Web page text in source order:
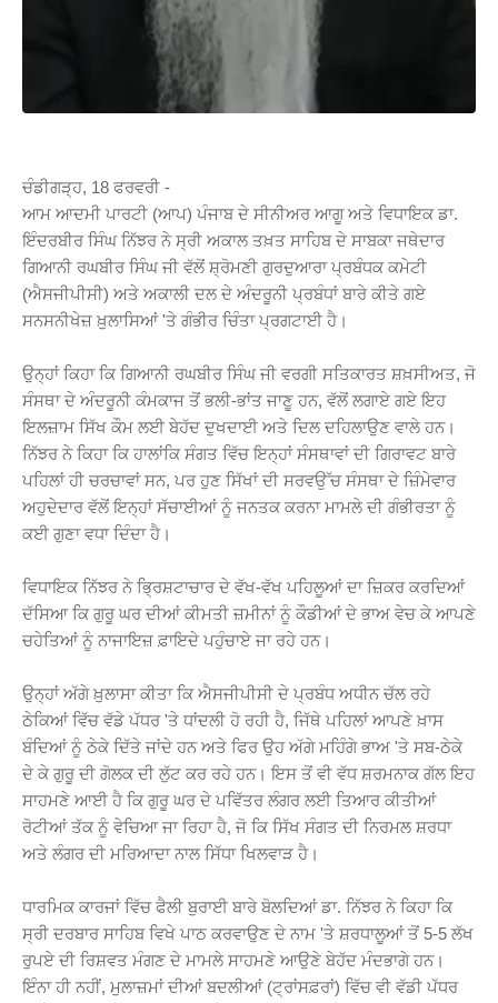
ਚੰਡੀਗੜ੍ਹ, 18 ਫਰਵਰੀ -
ਆਮ ਆਦਮੀ ਪਾਰਟੀ (ਆਪ) ਪੰਜਾਬ ਦੇ ਸੀਨੀਅਰ ਆਗੂ ਅਤੇ ਵਿਧਾਇਕ ਡਾ.
ਇੰਦਰਬੀਰ ਸਿੰਘ ਨਿੱਝਰ ਨੇ ਸ੍ਰੀ ਅਕਾਲ ਤਖ਼ਤ ਸਾਹਿਬ ਦੇ ਸਾਬਕਾ ਜਥੇਦਾਰ
ਗਿਆਨੀ ਰਘਬੀਰ ਸਿੰਘ ਜੀ ਵੱਲੋਂ ਸ਼੍ਰੋਮਣੀ ਗੁਰਦੁਆਰਾ ਪ੍ਰਬੰਧਕ ਕਮੇਟੀ
(ਐਸਜੀਪੀਸੀ) ਅਤੇ ਅਕਾਲੀ ਦਲ ਦੇ ਅੰਦਰੂਨੀ ਪ੍ਰਬੰਧਾਂ ਬਾਰੇ ਕੀਤੇ ਗਏ
ਸਨਸਨੀਖੇਜ਼ ਖ਼ੁਲਾਸਿਆਂ 'ਤੇ ਗੰਭੀਰ ਚਿੰਤਾ ਪ੍ਰਗਟਾਈ ਹੈ।
ਉਨ੍ਹਾਂ ਕਿਹਾ ਕਿ ਗਿਆਨੀ ਰਘਬੀਰ ਸਿੰਘ ਜੀ ਵਰਗੀ ਸਤਿਕਾਰਤ ਸ਼ਖ਼ਸੀਅਤ, ਜੋ
ਸੰਸਥਾ ਦੇ ਅੰਦਰੂਨੀ ਕੰਮਕਾਜ ਤੋਂ ਭਲੀ-ਭਾਂਤ ਜਾਣੂ ਹਨ, ਵੱਲੋਂ ਲਗਾਏ ਗਏ ਇਹ
ਇਲਜ਼ਾਮ ਸਿੱਖ ਕੌਮ ਲਈ ਬੇਹੱਦ ਦੁਖਦਾਈ ਅਤੇ ਦਿਲ ਦਹਿਲਾਉਣ ਵਾਲੇ ਹਨ।
ਨਿੱਝਰ ਨੇ ਕਿਹਾ ਕਿ ਹਾਲਾਂਕਿ ਸੰਗਤ ਵਿੱਚ ਇਨ੍ਹਾਂ ਸੰਸਥਾਵਾਂ ਦੀ ਗਿਰਾਵਟ ਬਾਰੇ
ਪਹਿਲਾਂ ਹੀ ਚਰਚਾਵਾਂ ਸਨ, ਪਰ ਹੁਣ ਸਿੱਖਾਂ ਦੀ ਸਰਵਉੱਚ ਸੰਸਥਾ ਦੇ ਜ਼ਿੰਮੇਵਾਰ
ਅਹੁਦੇਦਾਰ ਵੱਲੋਂ ਇਨ੍ਹਾਂ ਸੱਚਾਈਆਂ ਨੂੰ ਜਨਤਕ ਕਰਨਾ ਮਾਮਲੇ ਦੀ ਗੰਭੀਰਤਾ ਨੂੰ
ਕਈ ਗੁਣਾ ਵਧਾ ਦਿੰਦਾ ਹੈ।
ਵਿਧਾਇਕ ਨਿੱਝਰ ਨੇ ਭ੍ਰਿਸ਼ਟਾਚਾਰ ਦੇ ਵੱਖ-ਵੱਖ ਪਹਿਲੂਆਂ ਦਾ ਜ਼ਿਕਰ ਕਰਦਿਆਂ
ਦੱਸਿਆ ਕਿ ਗੁਰੂ ਘਰ ਦੀਆਂ ਕੀਮਤੀ ਜ਼ਮੀਨਾਂ ਨੂੰ ਕੌਡੀਆਂ ਦੇ ਭਾਅ ਵੇਚ ਕੇ ਆਪਣੇ
ਚਹੇਤਿਆਂ ਨੂੰ ਨਾਜਾਇਜ਼ ਫ਼ਾਇਦੇ ਪਹੁੰਚਾਏ ਜਾ ਰਹੇ ਹਨ।
ਉਨ੍ਹਾਂ ਅੱਗੇ ਖ਼ੁਲਾਸਾ ਕੀਤਾ ਕਿ ਐਸਜੀਪੀਸੀ ਦੇ ਪ੍ਰਬੰਧ ਅਧੀਨ ਚੱਲ ਰਹੇ
ਠੇਕਿਆਂ ਵਿੱਚ ਵੱਡੇ ਪੱਧਰ 'ਤੇ ਧਾਂਦਲੀ ਹੋ ਰਹੀ ਹੈ, ਜਿੱਥੇ ਪਹਿਲਾਂ ਆਪਣੇ ਖ਼ਾਸ
ਬੰਦਿਆਂ ਨੂੰ ਠੇਕੇ ਦਿੱਤੇ ਜਾਂਦੇ ਹਨ ਅਤੇ ਫਿਰ ਉਹ ਅੱਗੇ ਮਹਿੰਗੇ ਭਾਅ 'ਤੇ ਸਬ-ਠੇਕੇ
ਦੇ ਕੇ ਗੁਰੂ ਦੀ ਗੋਲਕ ਦੀ ਲੁੱਟ ਕਰ ਰਹੇ ਹਨ। ਇਸ ਤੋਂ ਵੀ ਵੱਧ ਸ਼ਰਮਨਾਕ ਗੱਲ ਇਹ
ਸਾਹਮਣੇ ਆਈ ਹੈ ਕਿ ਗੁਰੂ ਘਰ ਦੇ ਪਵਿੱਤਰ ਲੰਗਰ ਲਈ ਤਿਆਰ ਕੀਤੀਆਂ
ਰੋਟੀਆਂ ਤੱਕ ਨੂੰ ਵੇਚਿਆ ਜਾ ਰਿਹਾ ਹੈ, ਜੋ ਕਿ ਸਿੱਖ ਸੰਗਤ ਦੀ ਨਿਰਮਲ ਸ਼ਰਧਾ
ਅਤੇ ਲੰਗਰ ਦੀ ਮਰਿਆਦਾ ਨਾਲ ਸਿੱਧਾ ਖਿਲਵਾੜ ਹੈ।
ਧਾਰਮਿਕ ਕਾਰਜਾਂ ਵਿੱਚ ਫੈਲੀ ਬੁਰਾਈ ਬਾਰੇ ਬੋਲਦਿਆਂ ਡਾ. ਨਿੱਝਰ ਨੇ ਕਿਹਾ ਕਿ
ਸ੍ਰੀ ਦਰਬਾਰ ਸਾਹਿਬ ਵਿਖੇ ਪਾਠ ਕਰਵਾਉਣ ਦੇ ਨਾਮ 'ਤੇ ਸ਼ਰਧਾਲੂਆਂ ਤੋਂ 5-5 ਲੱਖ
ਰੁਪਏ ਦੀ ਰਿਸ਼ਵਤ ਮੰਗਣ ਦੇ ਮਾਮਲੇ ਸਾਹਮਣੇ ਆਉਣੇ ਬੇਹੱਦ ਮੰਦਭਾਗੇ ਹਨ।
ਇੰਨਾ ਹੀ ਨਹੀਂ, ਮੁਲਾਜ਼ਮਾਂ ਦੀਆਂ ਬਦਲੀਆਂ (ਟ੍ਰਾਂਸਫ਼ਰਾਂ) ਵਿੱਚ ਵੀ ਵੱਡੀ ਪੱਧਰ